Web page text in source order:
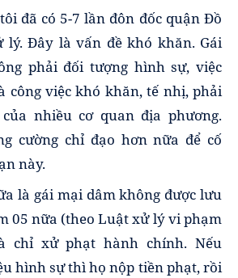
đã có 5-7 lần đôn đốc quận Đồ
lý. Đây là vấn đề khó khăn. Gái
phải đối tượng hình sự, việc
công việc khó khăn, tế nhị, phải
nhiều cơ quan địa phương.
cường chỉ đạo hơn nữa để cố
này.
là gái mại dâm không được lưu
05 nữa (theo Luật xử lý vi phạm
chỉ xử phạt hành chính. Nếu
hình sự thì họ nộp tiền phạt, rồi